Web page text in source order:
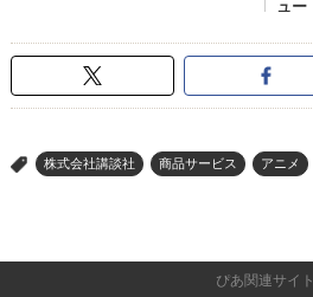
> 株式会社講談社 商品サービス アニメ
ぴあ関連サイト